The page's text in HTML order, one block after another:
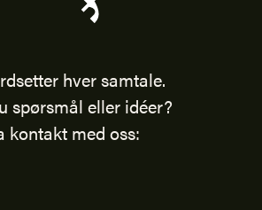
hver samtale.
spørsmål eller idéer?
kontakt med oss: